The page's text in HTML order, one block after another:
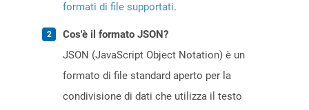
formati di file supportati.
Cos'è il formato JSON?
JSON (JavaScript Object Notation) è un
formato di file standard aperto per la
condivisione di dati che utilizza il testo